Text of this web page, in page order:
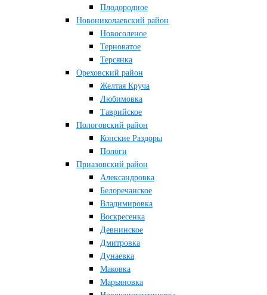
Плодородное
Новониколаевский район
Новосоленое
Терноватое
Терсянка
Ореховский район
Желтая Круча
Любимовка
Таврийское
Пологовский район
Конские Раздоры
Пологи
Приазовский район
Александровка
Белоречанское
Владимировка
Воскресенка
Девнинское
Дмитровка
Дунаевка
Маковка
Марьяновка